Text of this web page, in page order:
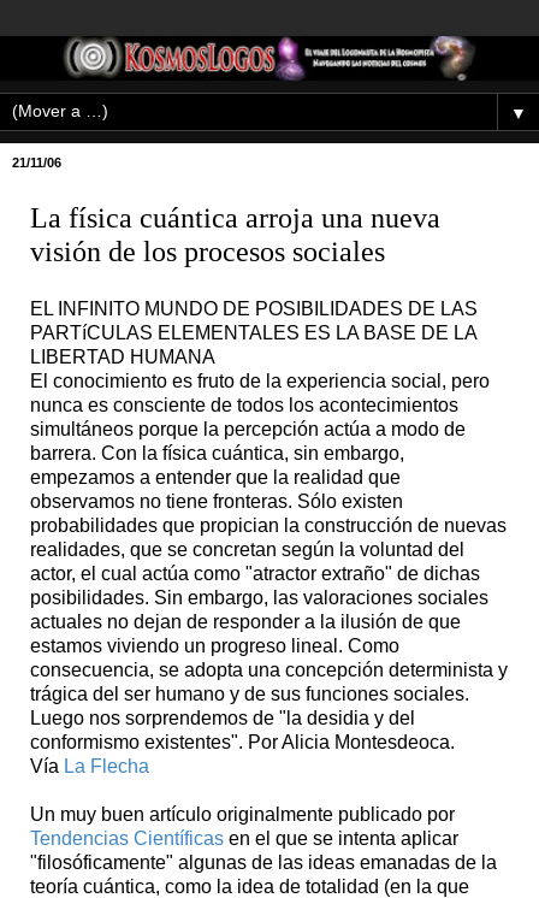
▼
21/11/06
La física cuántica arroja una nueva
visión de los procesos sociales
EL INFINITO MUNDO DE POSIBILIDADES DE LAS
PARTíCULAS ELEMENTALES ES LA BASE DE LA
LIBERTAD HUMANA
El conocimiento es fruto de la experiencia social, pero
nunca es consciente de todos los acontecimientos
simultáneos porque la percepción actúa a modo de
barrera. Con la física cuántica, sin embargo,
empezamos a entender que la realidad que
observamos no tiene fronteras. Sólo existen
probabilidades que propician la construcción de nuevas
realidades, que se concretan según la voluntad del
actor, el cual actúa como "atractor extraño" de dichas
posibilidades. Sin embargo, las valoraciones sociales
actuales no dejan de responder a la ilusión de que
estamos viviendo un progreso lineal. Como
consecuencia, se adopta una concepción determinista y
trágica del ser humano y de sus funciones sociales.
Luego nos sorprendemos de "la desidia y del
conformismo existentes". Por Alicia Montesdeoca.
Vía La Flecha
Un muy buen artículo originalmente publicado por
Tendencias Científicas en el que se intenta aplicar
"filosóficamente" algunas de las ideas emanadas de la
teoría cuántica, como la idea de totalidad (en la que